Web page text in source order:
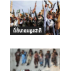
ព័ត៌មានអន្តរជាតិ